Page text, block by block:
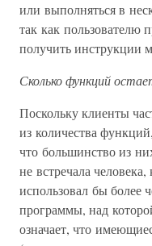
или выполняться в
так как пользователю
получить инструкции
Сколько функций
Поскольку клиенты
из количества
что большинство из
не встречала
использовал бы более
программы, над
означает, что